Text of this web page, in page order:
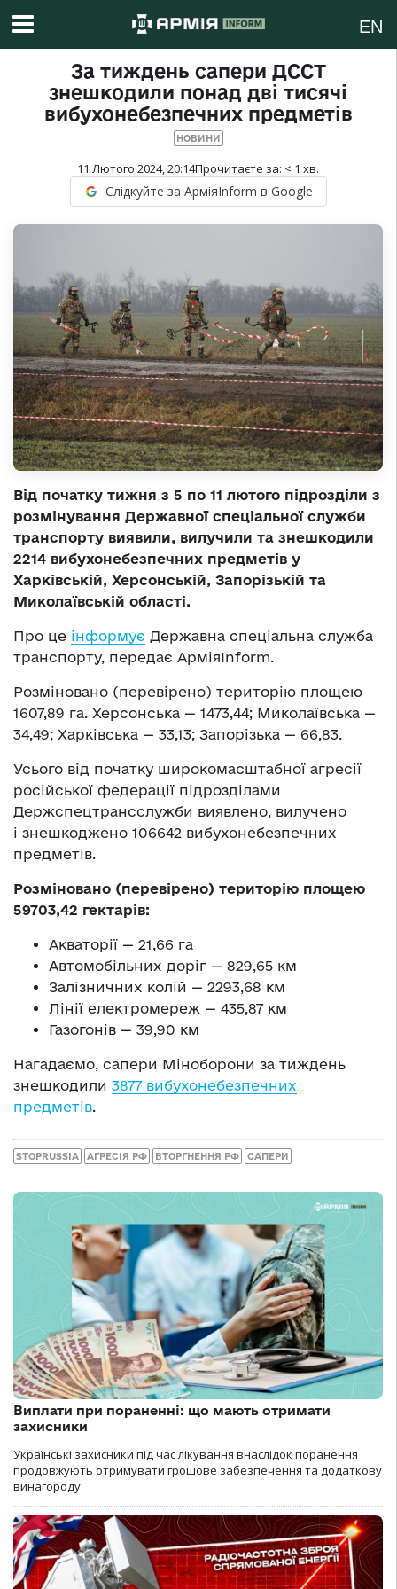
EN
За тиждень сапери ДССТ
знешкодили понад дві тисячі
вибухонебезпечних предметів
НОВИНИ
11 Лютого 2024, 20:14Прочитаєте за: < 1 хв.
Слідкуйте за АрміяInform в Google
Від початку тижня з 5 по 11 лютого підрозділи з
розмінування Державної спеціальної служби
транспорту виявили, вилучили та знешкодили
2214 вибухонебезпечних предметів у
Харківській, Херсонській, Запорізькій та
Миколаївській області.
Про це інформує Державна спеціальна служба
транспорту, передає АрміяInform.
Розміновано (перевірено) територію площею
1607,89 га. Херсонська — 1473,44; Миколаївська —
34,49; Харківська — 33,13; Запорізька — 66,83.
Усього від початку широкомасштабної агресії
російської федерації підрозділами
Держспецтрансслужби виявлено, вилучено
і знешкоджено 106642 вибухонебезпечних
предметів.
Розміновано (перевірено) територію площею
59703,42 гектарів:
Акваторії — 21,66 га
Автомобільних доріг — 829,65 км
Залізничних колій — 2293,68 км
Лінії електромереж — 435,87 км
Газогонів — 39,90 км
Нагадаємо, сапери Міноборони за тиждень
знешкодили 3877 вибухонебезпечних
предметів.
STOPRUSSIA АГРЕСІЯ РФ ВТОРГНЕННЯ РФ САПЕРИ
Виплати при пораненні: що мають отримати
захисники
Українські захисники під час лікування внаслідок поранення
продовжують отримувати грошове забезпечення та додаткову
винагороду.